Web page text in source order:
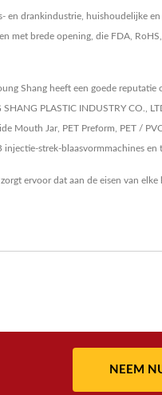
en drankindustrie, huishoudelijke
met brede opening, die FDA,
Shang heeft een goede reputatie
PLASTIC INDUSTRY CO.,
Mouth Jar, PET Preform, PET /
strek-blaasvormmachines en
ervoor dat aan de eisen van elke
NEEM